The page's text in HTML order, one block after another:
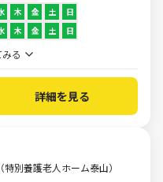
木 金 土 日
木 金 土 日
る
詳細を見る
別養護老人ホーム泰山）